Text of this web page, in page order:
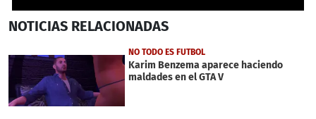
seconds
seconds
NOTICIAS RELACIONADAS
NO TODO ES FUTBOL
Karim Benzema aparece haciendo
maldades en el GTA V